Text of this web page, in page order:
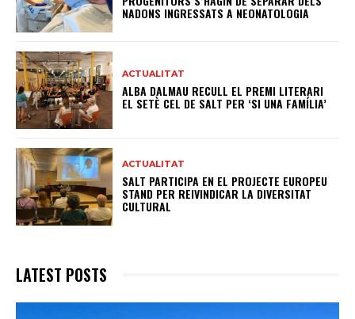
NADONS INGRESSATS A NEONATOLOGIA
ACTUALITAT
ALBA DALMAU RECULL EL PREMI LITERARI
EL SETÈ CEL DE SALT PER ‘SI UNA FAMÍLIA’
ACTUALITAT
SALT PARTICIPA EN EL PROJECTE EUROPEU
STAND PER REIVINDICAR LA DIVERSITAT
CULTURAL
LATEST POSTS